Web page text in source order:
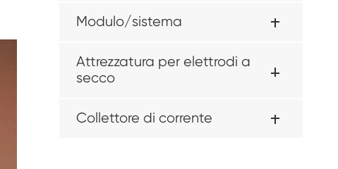
Modulo/sistema
Attrezzatura per elettrodi a
secco
Collettore di corrente